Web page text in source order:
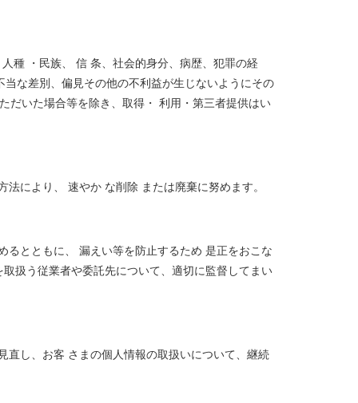
種 ・民族、 信 条、社会的身分、病歴、犯罪の経
な差別、偏見その他の不利益が生じないようにその
だいた場合等を除き、取得・ 利用・第三者提供はい
により、 速やか な削除 または廃棄に努めます。
るとともに、 漏えい等を防止するため 是正をおこな
扱う従業者や委託先について、適切に監督してまい
直し、お客 さまの個人情報の取扱いについて、継続